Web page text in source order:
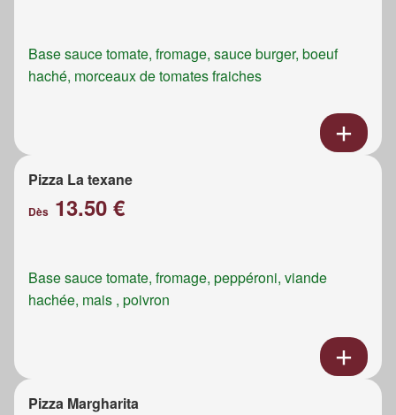
Base sauce tomate, fromage, sauce burger, boeuf
haché, morceaux de tomates fraiches
Pizza La texane
Dès 13.50 €
Base sauce tomate, fromage, peppéroni, viande
hachée, mais , poivron
Pizza Margharita